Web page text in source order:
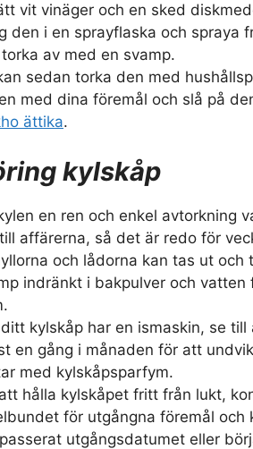
vit vinäger och en sked
den i en sprayflaska och spraya
av med en svamp.
sedan torka den med
med dina föremål och slå på
ättika.
kylskåp
en ren och enkel avtorkning
affärerna, så det är redo för
och lådorna kan tas ut och
indränkt i bakpulver och vatten
kylskåp har en ismaskin, se till
en gång i månaden för att
med kylskåpsparfym.
hålla kylskåpet fritt från lukt,
för utgångna föremål och
utgångsdatumet eller